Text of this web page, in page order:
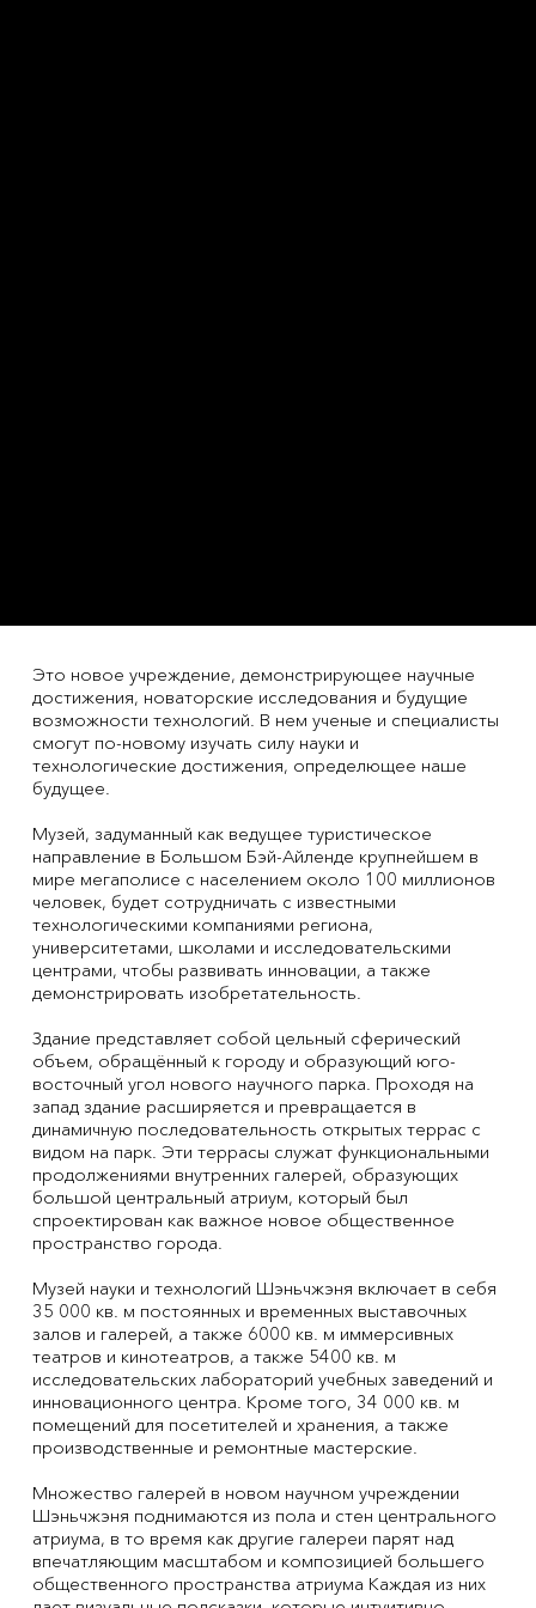
Это новое учреждение, демонстрирующее научные
достижения, новаторские исследования и будущие
возможности технологий. В нем ученые и специалисты
смогут по-новому изучать силу науки и
технологические достижения, определющее наше
будущее.
Музей, задуманный как ведущее туристическое
направление в Большом Бэй-Айленде крупнейшем в
мире мегаполисе с населением около 100 миллионов
человек, будет сотрудничать с известными
технологическими компаниями региона,
университетами, школами и исследовательскими
центрами, чтобы развивать инновации, а также
демонстрировать изобретательность.
Здание представляет собой цельный сферический
объем, обращённый к городу и образующий юго-
восточный угол нового научного парка. Проходя на
запад здание расширяется и превращается в
динамичную последовательность открытых террас с
видом на парк. Эти террасы служат функциональными
продолжениями внутренних галерей, образующих
большой центральный атриум, который был
спроектирован как важное новое общественное
пространство города.
Музей науки и технологий Шэньчжэня включает в себя
35 000 кв. м постоянных и временных выставочных
залов и галерей, а также 6000 кв. м иммерсивных
театров и кинотеатров, а также 5400 кв. м
исследовательских лабораторий учебных заведений и
инновационного центра. Кроме того, 34 000 кв. м
помещений для посетителей и хранения, а также
производственные и ремонтные мастерские.
Множество галерей в новом научном учреждении
Шэньчжэня поднимаются из пола и стен центрального
атриума, в то время как другие галереи парят над
впечатляющим масштабом и композицией большего
общественного пространства атриума Каждая из них